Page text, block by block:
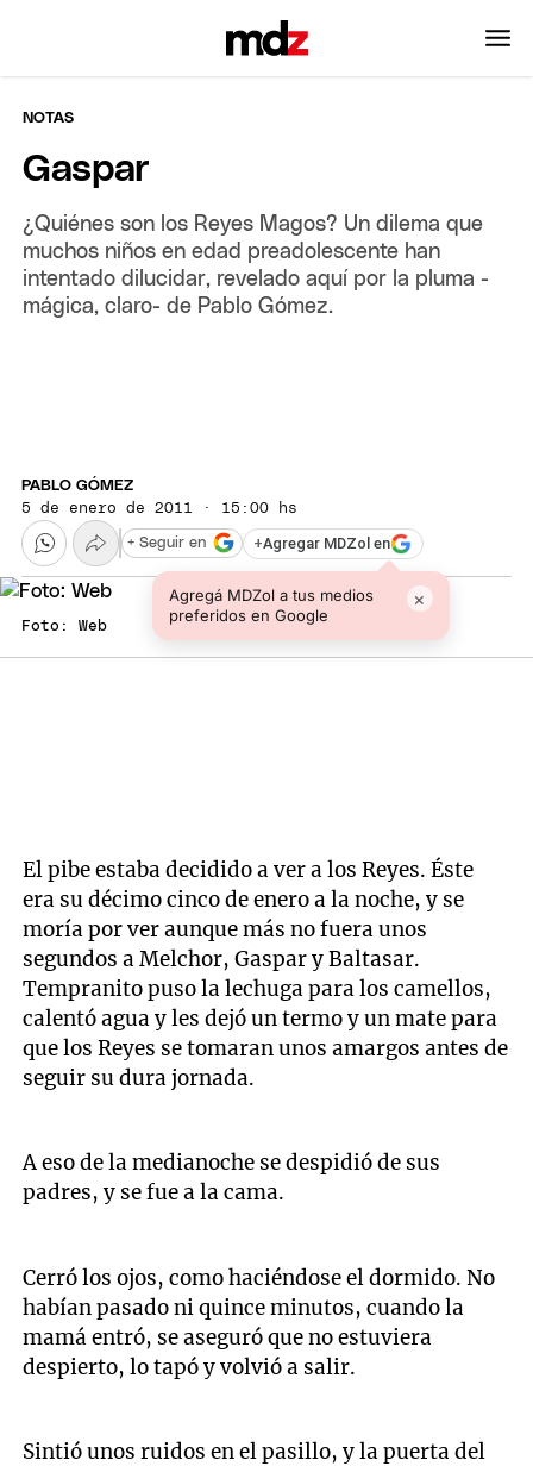
NOTAS
Gaspar
¿Quiénes son los Reyes Magos? Un dilema que
muchos niños en edad preadolescente han
intentado dilucidar, revelado aquí por la pluma -
mágica, claro- de Pablo Gómez.
PABLO GÓMEZ
5 de enero de 2011 · 15:00 hs
+Agregar MDZol en
Agregá MDZol a tus medios
preferidos en Google
×
+ Seguir en
Foto: Web
El pibe estaba decidido a ver a los Reyes. Éste
era su décimo cinco de enero a la noche, y se
moría por ver aunque más no fuera unos
segundos a Melchor, Gaspar y Baltasar.
Tempranito puso la lechuga para los camellos,
calentó agua y les dejó un termo y un mate para
que los Reyes se tomaran unos amargos antes de
seguir su dura jornada.
A eso de la medianoche se despidió de sus
padres, y se fue a la cama.
Cerró los ojos, como haciéndose el dormido. No
habían pasado ni quince minutos, cuando la
mamá entró, se aseguró que no estuviera
despierto, lo tapó y volvió a salir.
Sintió unos ruidos en el pasillo, y la puerta del